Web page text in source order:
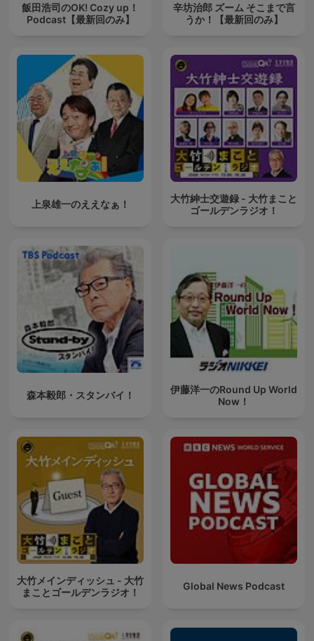
飯田浩司のOK! Cozy up！
Podcast【最新回のみ】
辛坊治郎 ズーム そこまで言
うか！【最新回のみ】
上泉雄一のええなぁ！
大竹紳士交遊録 - 大竹まこと
ゴールデンラジオ！
森本毅郎・スタンバイ！
伊藤洋一のRound Up World
Now！
大竹メインディッシュ - 大竹
まことゴールデンラジオ！
Global News Podcast